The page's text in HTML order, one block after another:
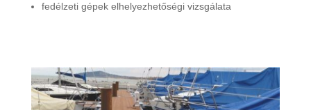
fedélzeti gépek elhelyezhetőségi vizsgálata